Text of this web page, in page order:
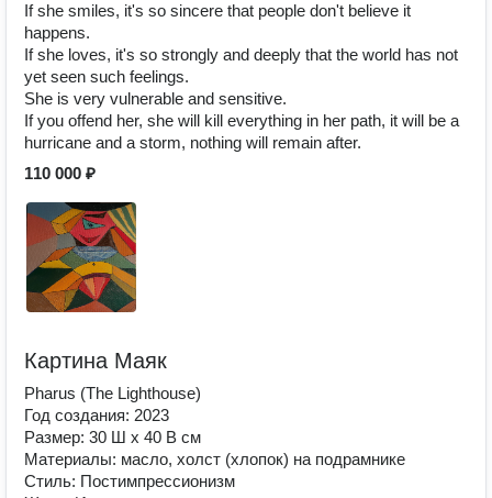
If she smiles, it's so sincere that people don't believe it
happens.
If she loves, it's so strongly and deeply that the world has not
yet seen such feelings.
She is very vulnerable and sensitive.
If you offend her, she will kill everything in her path, it will be a
hurricane and a storm, nothing will remain after.
110 000 ₽
Картина Маяк
Pharus (The Lighthouse)
Год создания: 2023
Размер: 30 Ш x 40 В см
Материалы: масло, холст (хлопок) на подрамнике
Стиль: Постимпрессионизм